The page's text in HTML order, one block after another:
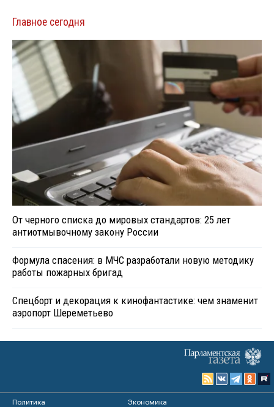
Главное сегодня
От черного списка до мировых стандартов: 25 лет
антиотмывочному закону России
Формула спасения: в МЧС разработали новую методику
работы пожарных бригад
Спецборт и декорация к кинофантастике: чем знаменит
аэропорт Шереметьево
Политика
Экономика